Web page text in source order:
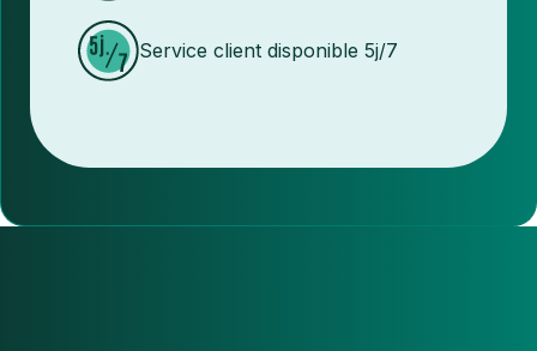
Service client disponible 5j/7